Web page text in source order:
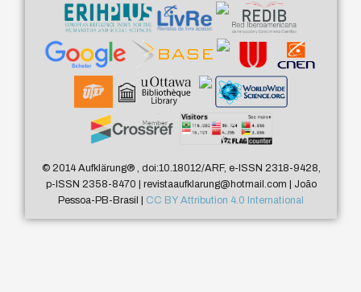
© 2014 Aufklärung®, doi:10.18012/ARF, e-ISSN 2318-9428,
p-ISSN 2358-8470 | revistaaufklarung@hotmail.com | João
Pessoa-PB-Brasil | CC BY Attribution 4.0 International